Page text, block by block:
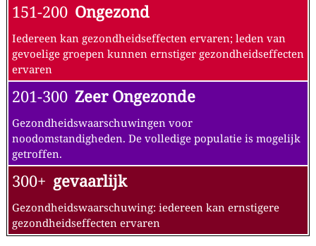
151-200 Ongezond
Iedereen kan gezondheidseffecten ervaren; leden van
gevoelige groepen kunnen ernstiger gezondheidseffecten
ervaren
201-300 Zeer Ongezonde
Gezondheidswaarschuwingen voor
noodomstandigheden. De volledige populatie is mogelijk
getroffen.
300+ gevaarlijk
Gezondheidswaarschuwing: iedereen kan ernstigere
gezondheidseffecten ervaren